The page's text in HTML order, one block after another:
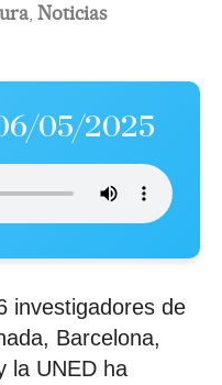
, Noticias
05/2025
investigadores de
Barcelona,
la UNED ha